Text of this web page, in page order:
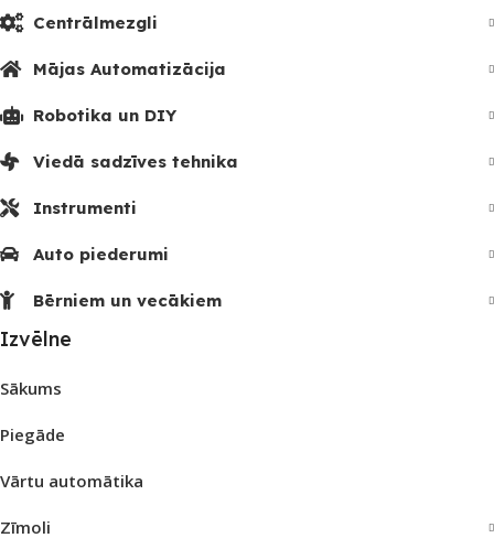
Centrālmezgli
Mājas Automatizācija
Robotika un DIY
Viedā sadzīves tehnika
Instrumenti
Auto piederumi
Bērniem un vecākiem
Izvēlne
Sākums
Piegāde
Vārtu automātika
Zīmoli